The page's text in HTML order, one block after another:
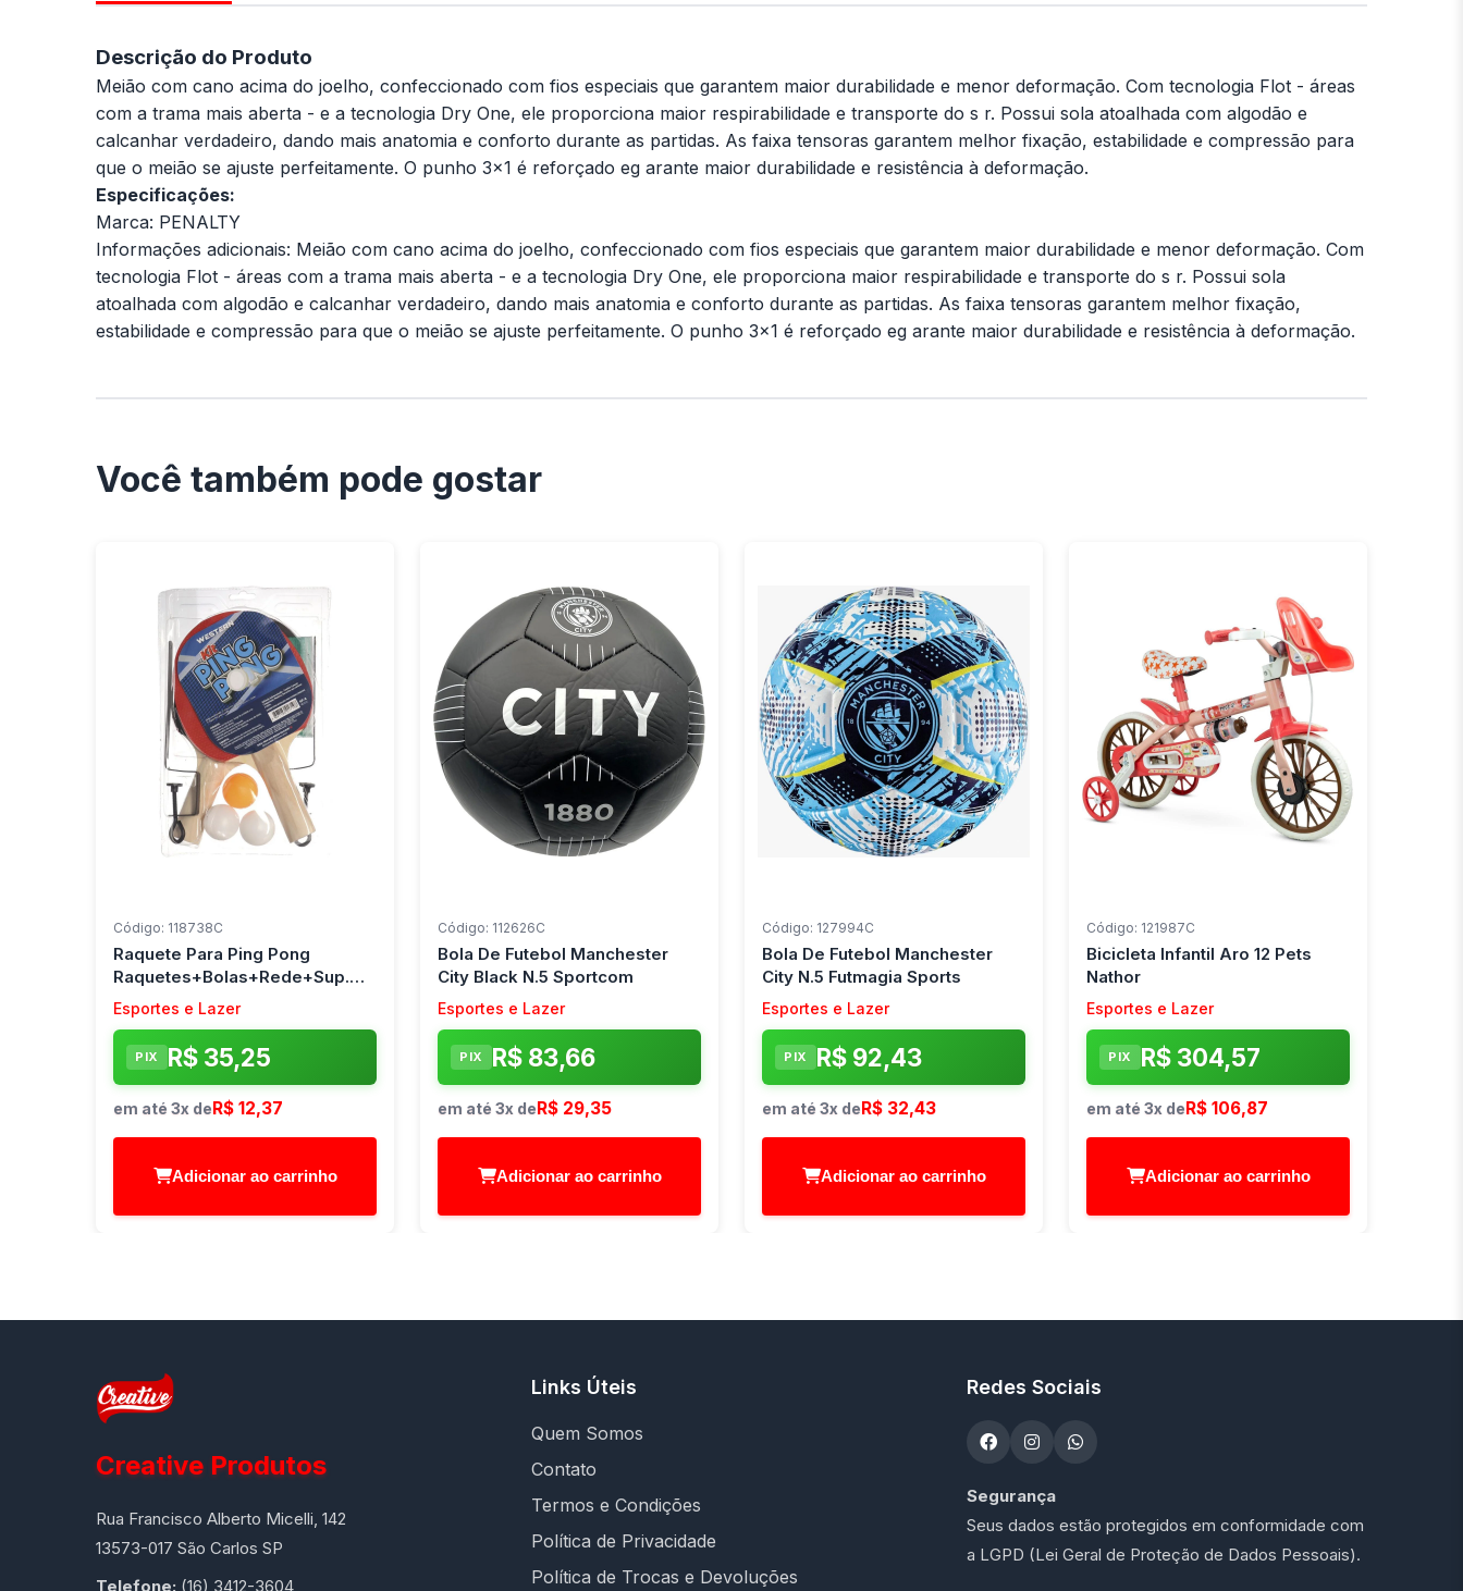
Descrição do Produto
Meião com cano acima do joelho, confeccionado com fios especiais que garantem maior durabilidade e menor deformação. Com tecnologia Flot - áreas
com a trama mais aberta - e a tecnologia Dry One, ele proporciona maior respirabilidade e transporte do s r. Possui sola atoalhada com algodão e
calcanhar verdadeiro, dando mais anatomia e conforto durante as partidas. As faixa tensoras garantem melhor fixação, estabilidade e compressão para
que o meião se ajuste perfeitamente. O punho 3x1 é reforçado eg arante maior durabilidade e resistência à deformação.
Especificações:
Marca: PENALTY
Informações adicionais: Meião com cano acima do joelho, confeccionado com fios especiais que garantem maior durabilidade e menor deformação. Com
tecnologia Flot - áreas com a trama mais aberta - e a tecnologia Dry One, ele proporciona maior respirabilidade e transporte do s r. Possui sola
atoalhada com algodão e calcanhar verdadeiro, dando mais anatomia e conforto durante as partidas. As faixa tensoras garantem melhor fixação,
estabilidade e compressão para que o meião se ajuste perfeitamente. O punho 3x1 é reforçado eg arante maior durabilidade e resistência à deformação.
Você também pode gostar
Código: 118738C
Raquete Para Ping Pong
Raquetes+Bolas+Rede+Sup.
8Pcs Western
Esportes e Lazer
PIX R$ 35,25
em até 3x deR$ 12,37
Adicionar ao carrinho
Código: 112626C
Bola De Futebol Manchester
City Black N.5 Sportcom
Esportes e Lazer
PIX R$ 83,66
em até 3x deR$ 29,35
Adicionar ao carrinho
Código: 127994C
Bola De Futebol Manchester
City N.5 Futmagia Sports
Esportes e Lazer
PIX R$ 92,43
em até 3x deR$ 32,43
Adicionar ao carrinho
Código: 121987C
Bicicleta Infantil Aro 12 Pets
Nathor
Esportes e Lazer
PIX R$ 304,57
em até 3x deR$ 106,87
Adicionar ao carrinho
Creative Produtos
Rua Francisco Alberto Micelli, 142
13573-017 São Carlos SP
Telefone: (16) 3412-3604
Links Úteis
Quem Somos
Contato
Termos e Condições
Política de Privacidade
Política de Trocas e Devoluções
Redes Sociais
Segurança
Seus dados estão protegidos em conformidade com
a LGPD (Lei Geral de Proteção de Dados Pessoais).